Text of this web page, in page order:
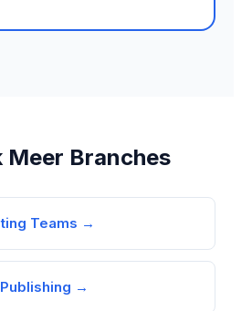
Meer Branches
Teams →
→